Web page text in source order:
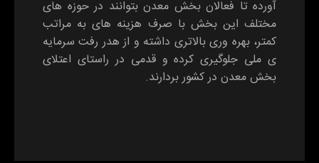
آورده تا فعالان بخش معدن بتوانند در حوزه های
مختلف این بخش با صرف هزینه های به مراتب
کمتر، بهره وری بالاتری داشته و از هدر رفت سرمایه
ی ملی جلوگیری کرده و قدمی در راستای اعتلای
بخش معدن در کشور بردارند.